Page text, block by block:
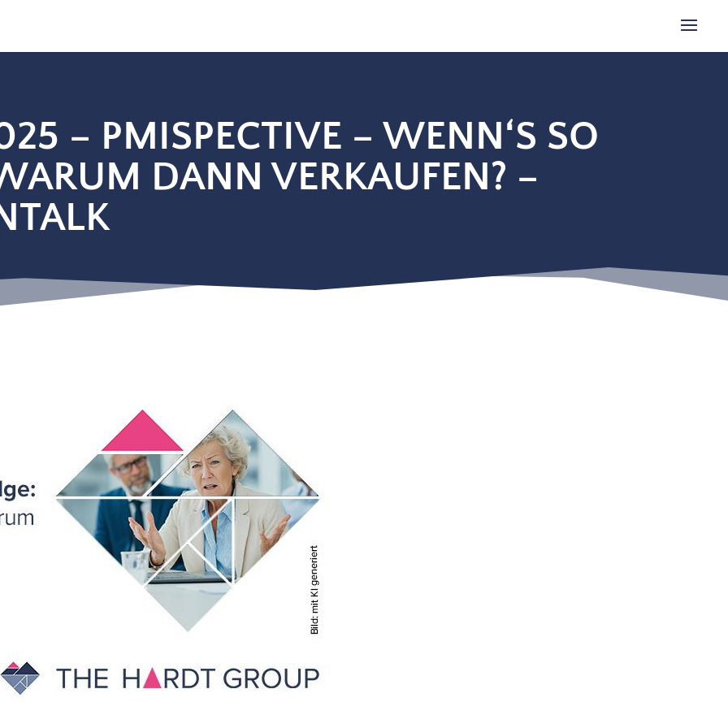
– PMISPECTIVE – WENN‘S SO
DANN VERKAUFEN? –